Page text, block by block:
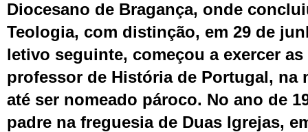
Diocesano de Bragança, onde
Teologia, com distinção, em 29 de j
letivo seguinte, começou a exercer
professor de História de Portugal, na
até ser nomeado pároco. No ano de
padre na freguesia de Duas Igrejas,